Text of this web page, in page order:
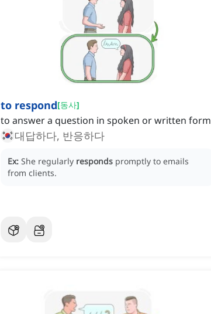
to respond[동사]
to answer a question in spoken or written form
대답하다, 반응하다
Ex: She regularly responds promptly to emails
from clients.